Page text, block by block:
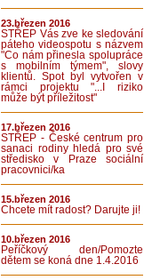
23.březen 2016
STŘEP Vás zve ke sledování
páteho videospotu s názvem
"Co nám přinesla spolupráce
s mobilním týmem", slovy
klientů. Spot byl vytvořen v
rámci projektu "...I riziko
může být příležitost"
17.březen 2016
STŘEP - České centrum pro
sanaci rodiny hledá pro své
středisko v Praze sociální
pracovnici/ka
15.březen 2016
Chcete mít radost? Darujte ji!
10.březen 2016
Peříčkový den/Pomozte
dětem se koná dne 1.4.2016